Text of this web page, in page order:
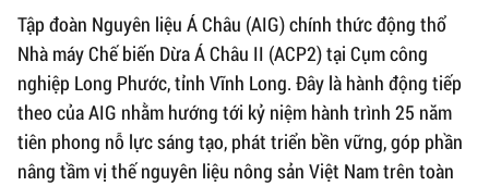
Tập đoàn Nguyên liệu Á Châu (AIG) chính thức động thổ
Nhà máy Chế biến Dừa Á Châu II (ACP2) tại Cụm công
nghiệp Long Phước, tỉnh Vĩnh Long. Đây là hành động tiếp
theo của AIG nhằm hướng tới kỷ niệm hành trình 25 năm
tiên phong nỗ lực sáng tạo, phát triển bền vững, góp phần
nâng tầm vị thế nguyên liệu nông sản Việt Nam trên toàn